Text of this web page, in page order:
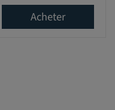
Acheter